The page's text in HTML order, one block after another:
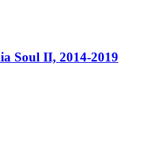
Soul II, 2014-2019